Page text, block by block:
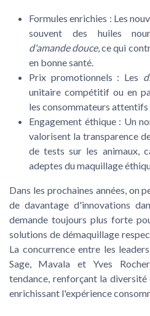
Formules enrichies : Les
souvent des huiles
d'amande douce, ce qui
en bonne santé.
Prix promotionnels : Les
unitaire compétitif ou en
les consommateurs attentifs
Engagement éthique : Un
valorisent la transparence
de tests sur les animaux,
adeptes du maquillage
Dans les prochaines années, on
de davantage d'innovations
demande toujours plus forte
solutions de démaquillage
La concurrence entre les
Sage, Mavala et Yves
tendance, renforçant la diversité
enrichissant l'expérience